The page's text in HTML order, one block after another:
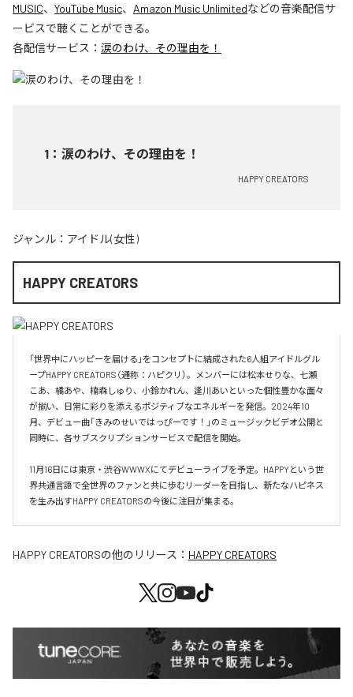
MUSIC、 YouTube Music、 Amazon Music Unlimitedなどの音楽配信サ
ービスで聴くことができる。
各配信サービス： 涙のわけ、その理由を！
1 ： 涙のわけ、その理由を！
HAPPY CREATORS
ジャンル： アイドル(女性)
HAPPY CREATORS
「世界中にハッピーを届ける」をコンセプトに結成された6人組アイドルグル
ープHAPPY CREATORS（通称：ハピクリ）。メンバーには松本せりな、七瀬
こあ、橘あや、楠森しゅり、小鈴かれん、逢川あいといった個性豊かな面々
が揃い、日常に彩りを添えるポジティブなエネルギーを発信。2024年10
月、デビュー曲「きみのせいではっぴーです！」のミュージックビデオ公開と
同時に、各サブスクリプションサービスで配信を開始。
11月16日には東京・渋谷WWWXにてデビューライブを予定。HAPPYという世
界共通言語で全世界のファンと共に歩むリーダーを目指し、新たなハピネス
を生み出すHAPPY CREATORSの今後に注目が集まる。
HAPPY CREATORSの他のリリース： HAPPY CREATORS